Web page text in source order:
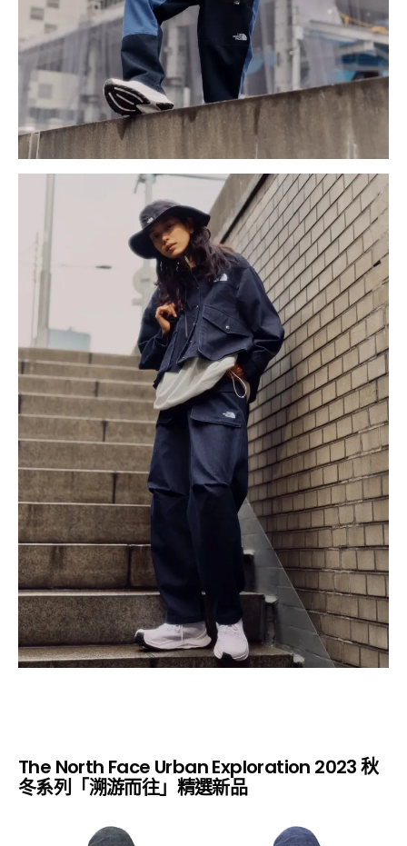
The North Face Urban Exploration 2023 秋
冬系列「溯游而往」精選新品